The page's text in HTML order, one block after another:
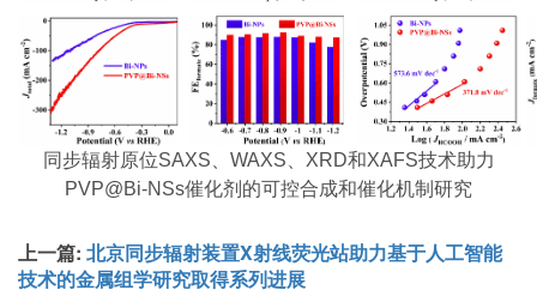
同步辐射原位SAXS WAXS XRD和XAFS技术助力
PVP@Bi-NSs催化剂的可控合成和催化机制研究
上一篇: 北京同步辐射装置X射线荧光站助力基于人工智能
技术的金属组学研究取得系列进展